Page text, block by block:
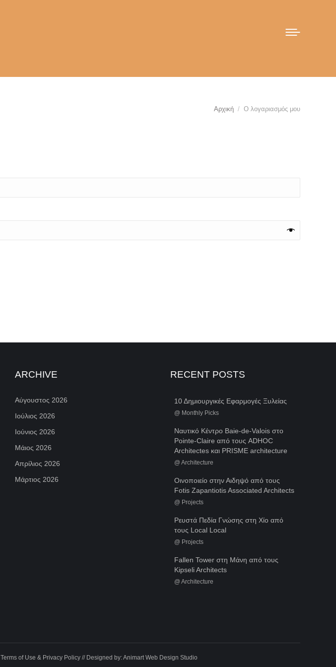
You are here:
Αρχική Ο λογαριασμός μου
ARCHIVE
Αύγουστος 2026
Ιούλιος 2026
Ιούνιος 2026
Μάιος 2026
Απρίλιος 2026
Μάρτιος 2026
RECENT POSTS
10 Δημιουργικές Εφαρμογές Ξυλείας
@ Monthly Picks
Ναυτικό Κέντρο Baie-de-Valois στο
Pointe-Claire από τους ADHOC
Architectes και PRISME architecture
@ Architecture
Οινοποιείο στην Αιδηψό από τους
Fotis Zapantiotis Associated Architects
@ Projects
Ρευστά Πεδία Γνώσης στη Χίο από
τους Local Local
@ Projects
Fallen Tower στη Μάνη από τους
Kipseli Architects
@ Architecture
Terms of Use & Privacy Policy // Designed by:Animart Web Design Studio